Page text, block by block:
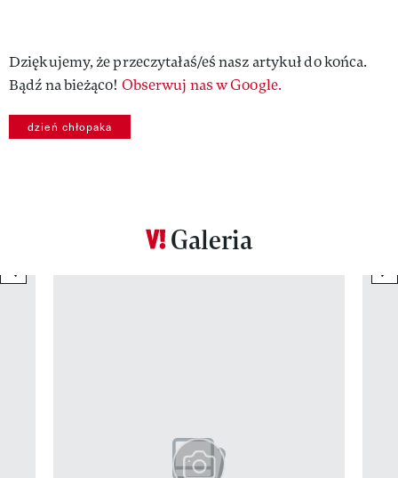
Dziękujemy, że przeczytałaś/eś nasz artykuł do końca.
Bądź na bieżąco! Obserwuj nas w Google.
dzień chłopaka
Galeria